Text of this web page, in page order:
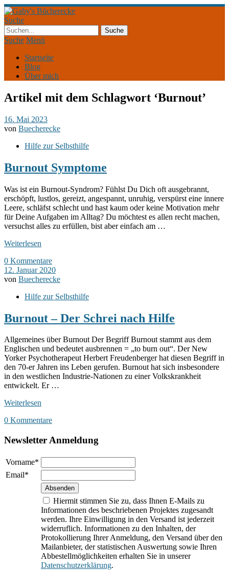
Suche
Suche Menü
Startseite
Blog
Über mich
Artikel mit dem Schlagwort ‘Burnout’
16. Mai 2023
von Buecherecke
Hilfe zur Selbsthilfe
Burnout Symptome
Was ist ein Burnout-Syndrom? Fühlst Du Dich oft ausgebrannt,
erschöpft, lustlos, gereizt, angespannt, unruhig, verspürst eine innere
Leere, schläfst schlecht und hast kaum oder keine Motivation mehr
für Deine Aufgaben im Alltag? Du möchtest es allen recht machen,
versuchst alles zu erfüllen, bist aber einfach am …
Weiterlesen
0 Kommentare
12. Januar 2020
von Buecherecke
Hilfe zur Selbsthilfe
Burnout – Der Schrei nach Hilfe
Allgemeines über Burnout Der Begriff Burnout stammt aus dem
Englischen und bedeutet ausbrennen = „to burn out“. Der New
Yorker Psychotherapeut Herbert Freudenberger hat diesen Begriff in
den 70-er Jahren ins Leben gerufen. Burnout hat sich insbesondere
in den westlichen Industrie-Nationen zu einer Volkskrankheit
entwickelt. Er …
Weiterlesen
0 Kommentare
Newsletter Anmeldung
Vorname*
Email*
Hiermit stimmen Sie zu, dass Ihnen E-Mails zu
Informationen des beschriebenen Projektes zugesandt
werden. Ihre Einwilligung in den Versand ist jederzeit
widerruflich. Informationen zu den Inhalten, der
Protokollierung Ihrer Anmeldung, den Versand über den
Mailanbieter, der statistischen Auswertung sowie Ihren
Abbestellmöglichkeiten erhalten Sie in unserer
Datenschutzerklärung.